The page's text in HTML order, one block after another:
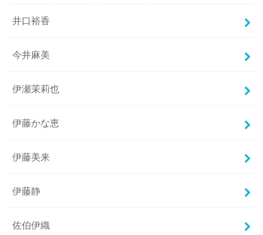
井口裕香
今井麻美
伊瀬茉莉也
伊藤かな恵
伊藤美来
伊藤静
佐伯伊織